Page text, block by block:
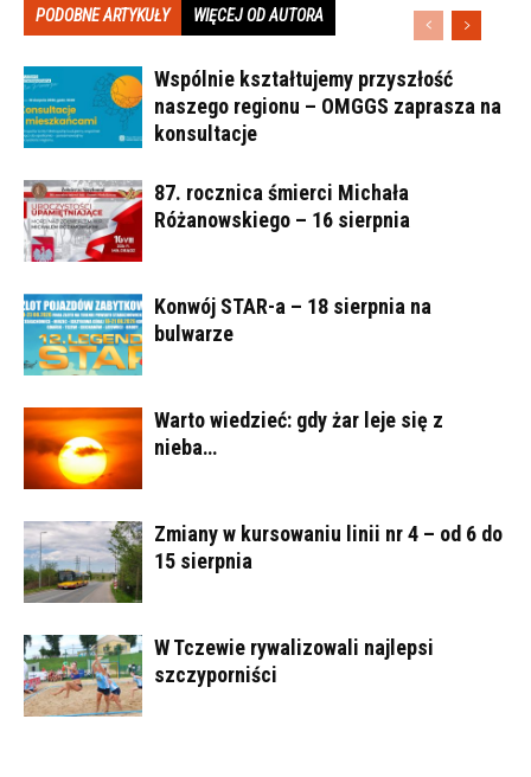
PODOBNE ARTYKUŁY WIĘCEJ OD AUTORA
Wspólnie kształtujemy przyszłość
naszego regionu – OMGGS zaprasza na
konsultacje
87. rocznica śmierci Michała
Różanowskiego – 16 sierpnia
Konwój STAR-a – 18 sierpnia na
bulwarze
Warto wiedzieć: gdy żar leje się z
nieba…
Zmiany w kursowaniu linii nr 4 – od 6 do
15 sierpnia
W Tczewie rywalizowali najlepsi
szczyporniści